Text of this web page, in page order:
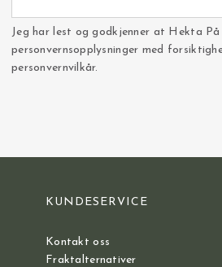
Jeg har lest og godkjenner at Hekta På
personvernsopplysninger med
personvernvilkår.
KUNDESERVICE
Kontakt oss
Fraktalternativer